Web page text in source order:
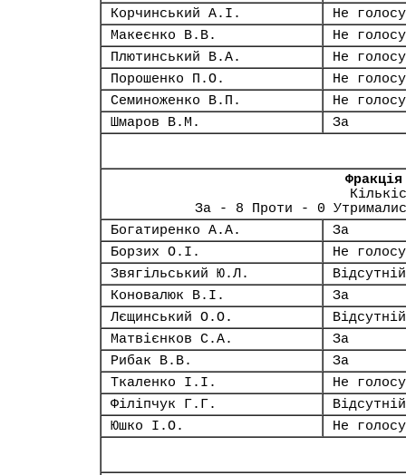
Корчинський А.І.
Не
Макеєнко В.В.
Не
Плютинський В.А.
Не
Порошенко П.О.
Не
Семиноженко В.П.
Не
Шмаров В.М.
За
За - 8 Проти - 0
Богатиренко А.А.
За
Борзих О.І.
Не
Звягільський Ю.Л.
Відсутній
Коновалюк В.І.
За
Лєщинський О.О.
Відсутній
Матвієнков С.А.
За
Рибак В.В.
За
Ткаленко І.І.
Не
Філіпчук Г.Г.
Відсутній
Юшко І.О.
Не